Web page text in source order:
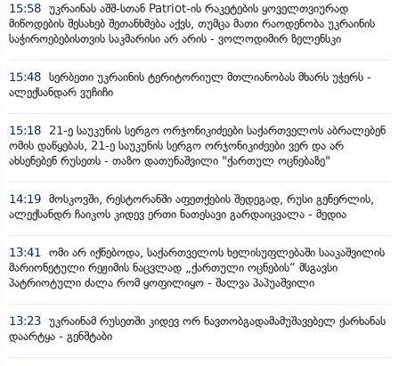
15:58 უკრაინას აშშ-სთან Patriot-ის რაკეტების ყოველთვიურად
მიწოდების შესახებ შეთანხმება აქვს, თუმცა მათი რაოდენობა უკრაინის
საჭიროებებისთვის საკმარისი არ არის - ვოლოდიმირ ზელენსკი
15:48 სერბეთი უკრაინის ტერიტორიულ მთლიანობას მხარს უჭერს -
ალექსანდარ ვუჩიჩი
15:18
21-ე საუკუნის სერგო ორჯონიკიძეები საქართველოს აბრალებენ
ომის დაწყებას, 21-ე საუკუნის სერგო ორჯონიკიძეები ვერ და არ
ახსენებენ რუსეთს - თაზო დათუნაშვილი "ქართულ ოცნებაზე"
14:19 მოსკოვში, რესტორანში აფეთქების შედეგად, რუსი გენერლის,
ალექსანდრ ჩაიკოს კიდევ ერთი ნათესავი გარდაიცვალა - მედია
13:41
ომი არ იქნებოდა, საქართველოს ხელისუფლებაში სააკაშვილის
მარიონეტული რეჟიმის ნაცვლად „ქართული ოცნების“ მსგავსი
პატრიოტული ძალა რომ ყოფილიყო - შალვა პაპუაშვილი
13:23 უკრაინამ რუსეთში კიდევ ორ ნავთობგადამამუშავებელ ქარხანას
დაარტყა - გენშტაბი